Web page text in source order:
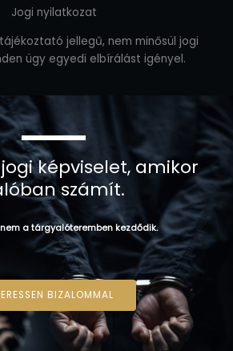
Jogi nyilatkozat
jellegű, nem minősül jogi
ügy egyedi elbírálást igényel.
képviselet, amikor
számít.
a tárgyalóteremben kezdődik.
BIZALOMMAL